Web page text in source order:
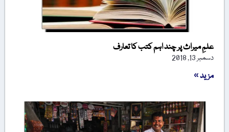
علمِ میراث پر چند اہم کتب کا تعارف
دسمبر 13, 2018
مزید »